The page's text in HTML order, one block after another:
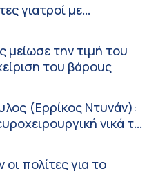
την ομαλή
αλυσίδας των
του καλοκαιριού
& Healthcare
καινοτόμα
στην Ελλάδα
γιατροί με
συστήματος
μείωσε την τιμή του
του βάρους
(Ερρίκος Ντυνάν):
νικά το
πολίτες για το